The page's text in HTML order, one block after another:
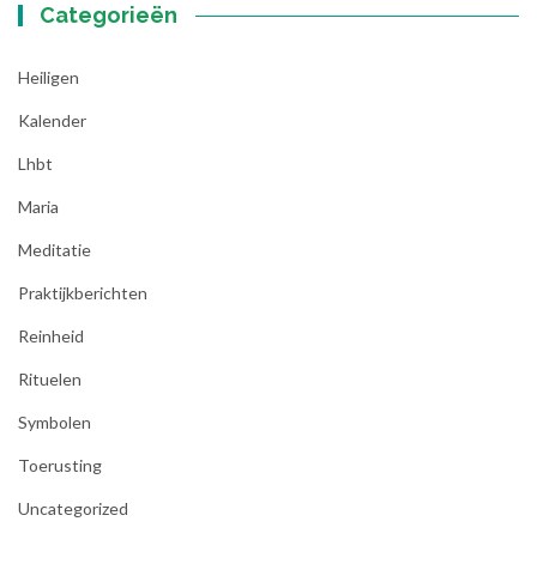
Categorieën
Heiligen
Kalender
Lhbt
Maria
Meditatie
Praktijkberichten
Reinheid
Rituelen
Symbolen
Toerusting
Uncategorized